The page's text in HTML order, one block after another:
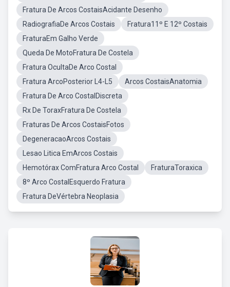
Fratura De Arcos CostaisAcidante Desenho
RadiografiaDe Arcos Costais
Fratura11º E 12º Costais
FraturaEm Galho Verde
Queda De MotoFratura De Costela
Fratura OcultaDe Arco Costal
Fratura ArcoPosterior L4-L5
Arcos CostaisAnatomia
Fratura De Arco CostalDiscreta
Rx De ToraxFratura De Costela
Fraturas De Arcos CostaisFotos
DegeneracaoArcos Costais
Lesao Litica EmArcos Costais
Hemotórax ComFratura Arco Costal
FraturaToraxica
8º Arco CostalEsquerdo Fratura
Fratura DeVértebra Neoplasia